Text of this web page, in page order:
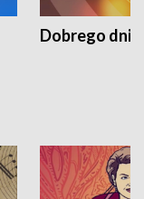
Dobrego dnia